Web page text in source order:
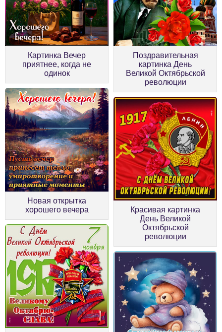
Картинка Вечер
приятнее, когда не
одинок
Поздравительная
картинка День
Великой Октябрьской
революции
Новая открытка
хорошего вечера
Красивая картинка
День Великой
Октябрьской
революции